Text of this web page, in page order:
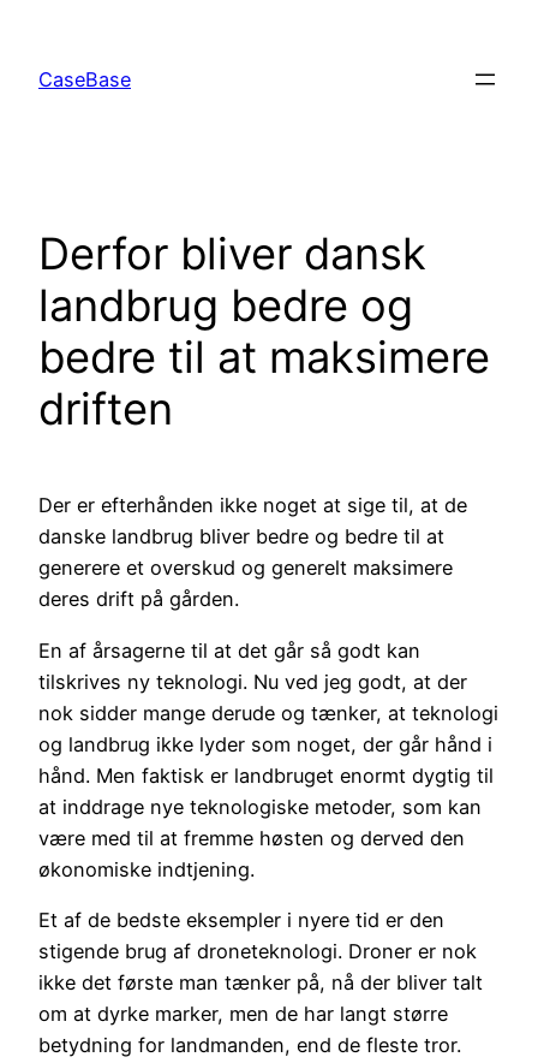
indhold
CaseBase
Derfor bliver dansk
landbrug bedre og
bedre til at maksimere
driften
Der er efterhånden ikke noget at sige til, at de
danske landbrug bliver bedre og bedre til at
generere et overskud og generelt maksimere
deres drift på gården.
En af årsagerne til at det går så godt kan
tilskrives ny teknologi. Nu ved jeg godt, at der
nok sidder mange derude og tænker, at teknologi
og landbrug ikke lyder som noget, der går hånd i
hånd. Men faktisk er landbruget enormt dygtig til
at inddrage nye teknologiske metoder, som kan
være med til at fremme høsten og derved den
økonomiske indtjening.
Et af de bedste eksempler i nyere tid er den
stigende brug af droneteknologi. Droner er nok
ikke det første man tænker på, nå der bliver talt
om at dyrke marker, men de har langt større
betydning for landmanden, end de fleste tror.